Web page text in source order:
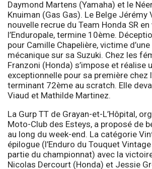
Daymond Martens (Yamaha) et le
Knuiman (Gas Gas). Le Belge Jérémy
nouvelle recrue du Team Honda SR en
l’Enduropale, termine 10ème.
pour Camille Chapelière, victime
mécanique sur sa Suzuki. Chez les
Franzoni (Honda) s’impose et réalise
exceptionnelle pour sa première chez
terminant 72ème au scratch. Elle
Viaud et Mathilde Martinez.
La Gurp TT de Grayan-et-L’Hôpital,
Moto-Club des Esteys, a proposé de
au long du week-end. La catégorie
épilogue (l’Enduro du Touquet
partie du championnat) avec la
Nicolas Dercourt (Honda) et Jessie